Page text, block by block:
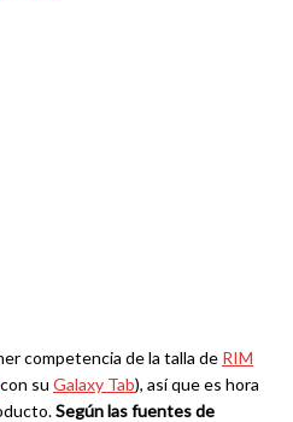
competencia de la talla de RIM
su Galaxy Tab), así que es hora
Según las fuentes de